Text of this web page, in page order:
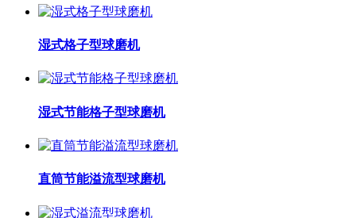
湿式格子型球磨机
湿式节能格子型球磨机
直筒节能溢流型球磨机